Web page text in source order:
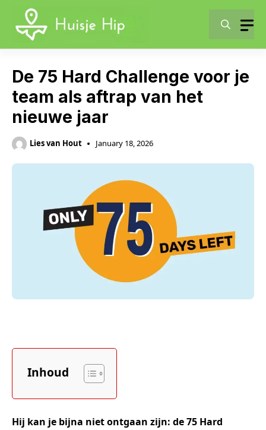
content
De 75 Hard Challenge voor je
team als aftrap van het
nieuwe jaar
Lies van Hout January 18, 2026
Inhoud
Hij kan je bijna niet ontgaan zijn: de 75 Hard